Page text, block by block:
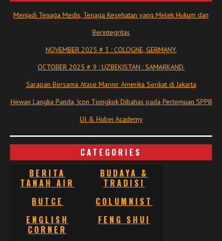
Menjadi Tenaga Medis, Tenaga Kesehatan yang Melek Hukum dan
Berintegritas
NOVEMBER 2025 # 3 : COLOGNE, GERMANY.
OCTOBER 2025 # 9 : UZBEKISTAN : SAMARKAND.
Sarapan Bersama Atase Marinir Amerika Serikat di Jakarta
Hewan Langka Panda, Icon Tiongkok Dibahas pada Pertemuan SPPB
UI & Hubei Academy
CATEGORIES
BERITA
TANAH AIR
BUDAYA &
TRADISI
BUTCE
COLUMNIST
ENGLISH
CORNER
FENG SHUI